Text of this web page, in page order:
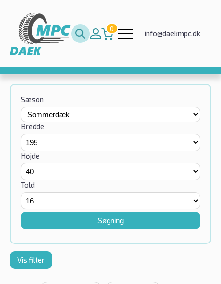
0
info@daekmpc.dk
Sæson
Bredde
Højde
Told
Søgning
Vis filter